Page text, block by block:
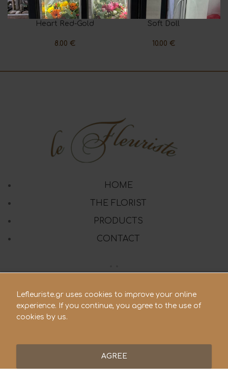
Heart Red-Gold
8.00 €
Soft Doll
10.00 €
HOME
THE FLORIST
PRODUCTS
CONTACT
210 28.21.119
Lefleuriste.gr uses cookies to improve your online
experience. If you continue, you agree to the use of
cookies by us.
AGREE